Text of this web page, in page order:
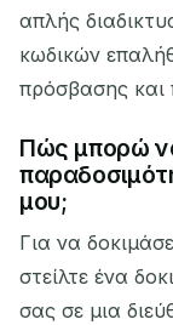
απλής
κωδικών
πρόσβασης και
Πώς μπορώ
μου;
Για να
στείλτε ένα
σας σε μια